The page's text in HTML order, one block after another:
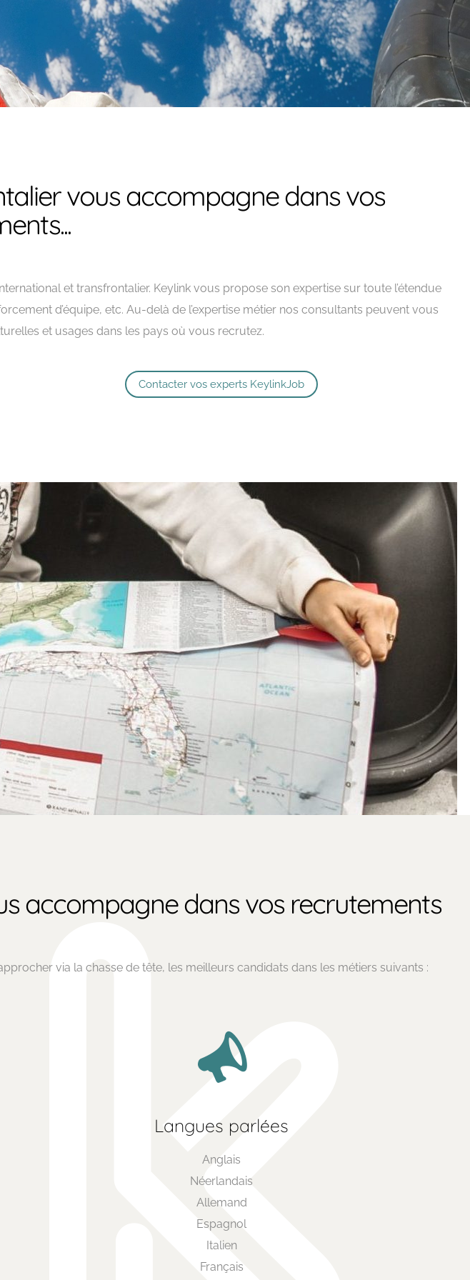
vous accompagne dans vos
et transfrontalier. Keylink vous propose son expertise sur toute l’étendue
d’équipe, etc. Au-delà de l’expertise métier nos consultants peuvent vous
et usages dans les pays où vous recrutez.
Contacter vos experts KeylinkJob
accompagne dans vos recrutements
via la chasse de tête, les meilleurs candidats dans les métiers suivants :
Langues parlées
Anglais
Néerlandais
Allemand
Espagnol
Italien
Français
L'équipe Keylinkjob
Confier une mission
Offres d'emploi
Appelez-nous : +33 6 14 01 62 56